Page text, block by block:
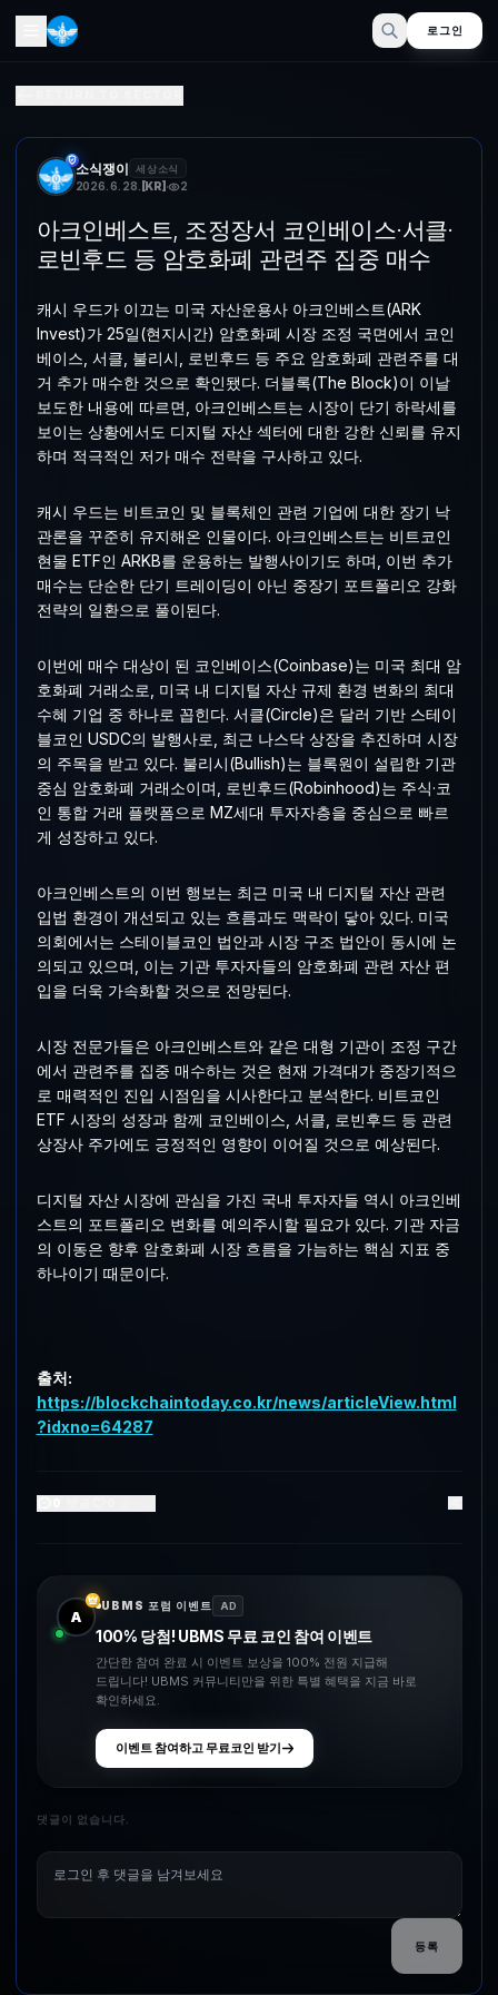
로그인
소식쟁이 세상소식
2026. 6. 28. [KR] 2
아크인베스트, 조정장서 코인베이스·서클·
로빈후드 등 암호화폐 관련주 집중 매수
캐시 우드가 이끄는 미국 자산운용사 아크인베스트(ARK
Invest)가 25일(현지시간) 암호화폐 시장 조정 국면에서 코인
베이스, 서클, 불리시, 로빈후드 등 주요 암호화폐 관련주를 대
거 추가 매수한 것으로 확인됐다. 더블록(The Block)이 이날
보도한 내용에 따르면, 아크인베스트는 시장이 단기 하락세를
보이는 상황에서도 디지털 자산 섹터에 대한 강한 신뢰를 유지
하며 적극적인 저가 매수 전략을 구사하고 있다.
캐시 우드는 비트코인 및 블록체인 관련 기업에 대한 장기 낙
관론을 꾸준히 유지해온 인물이다. 아크인베스트는 비트코인
현물 ETF인 ARKB를 운용하는 발행사이기도 하며, 이번 추가
매수는 단순한 단기 트레이딩이 아닌 중장기 포트폴리오 강화
전략의 일환으로 풀이된다.
이번에 매수 대상이 된 코인베이스(Coinbase)는 미국 최대 암
호화폐 거래소로, 미국 내 디지털 자산 규제 환경 변화의 최대
수혜 기업 중 하나로 꼽힌다. 서클(Circle)은 달러 기반 스테이
블코인 USDC의 발행사로, 최근 나스닥 상장을 추진하며 시장
의 주목을 받고 있다. 불리시(Bullish)는 블록원이 설립한 기관
중심 암호화폐 거래소이며, 로빈후드(Robinhood)는 주식·코
인 통합 거래 플랫폼으로 MZ세대 투자자층을 중심으로 빠르
게 성장하고 있다.
아크인베스트의 이번 행보는 최근 미국 내 디지털 자산 관련
입법 환경이 개선되고 있는 흐름과도 맥락이 닿아 있다. 미국
의회에서는 스테이블코인 법안과 시장 구조 법안이 동시에 논
의되고 있으며, 이는 기관 투자자들의 암호화폐 관련 자산 편
입을 더욱 가속화할 것으로 전망된다.
시장 전문가들은 아크인베스트와 같은 대형 기관이 조정 구간
에서 관련주를 집중 매수하는 것은 현재 가격대가 중장기적으
로 매력적인 진입 시점임을 시사한다고 분석한다. 비트코인
ETF 시장의 성장과 함께 코인베이스, 서클, 로빈후드 등 관련
상장사 주가에도 긍정적인 영향이 이어질 것으로 예상된다.
디지털 자산 시장에 관심을 가진 국내 투자자들 역시 아크인베
스트의 포트폴리오 변화를 예의주시할 필요가 있다. 기관 자금
의 이동은 향후 암호화폐 시장 흐름을 가늠하는 핵심 지표 중
하나이기 때문이다.
출처:
https://blockchaintoday.co.kr/news/articleView.html
?idxno=64287
A
UBMS 포럼 이벤트 AD
100% 당첨! UBMS 무료 코인 참여 이벤트
간단한 참여 완료 시 이벤트 보상을 100% 전원 지급해
드립니다! UBMS 커뮤니티만을 위한 특별 혜택을 지금 바로
확인하세요.
이벤트 참여하고 무료코인 받기
댓글이 없습니다.
등록